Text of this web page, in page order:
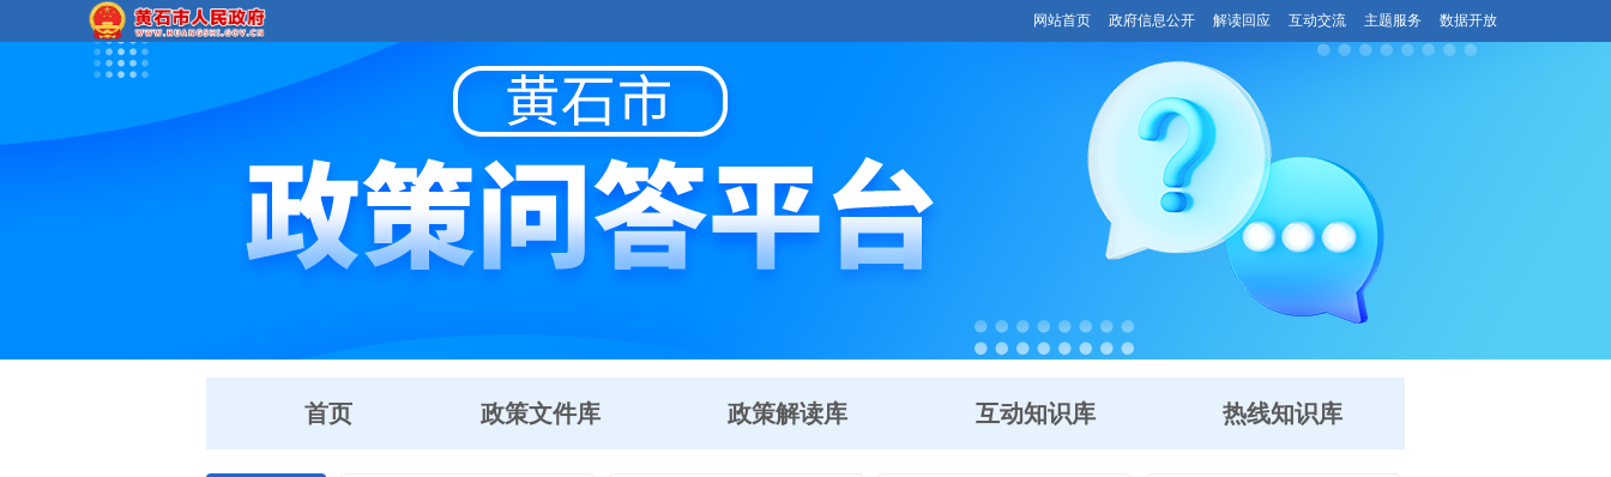
网站首页 政府信息公开 解读回应 互动交流 主题服务 数据开放
首页 政策文件库 政策解读库 互动知识库 热线知识库